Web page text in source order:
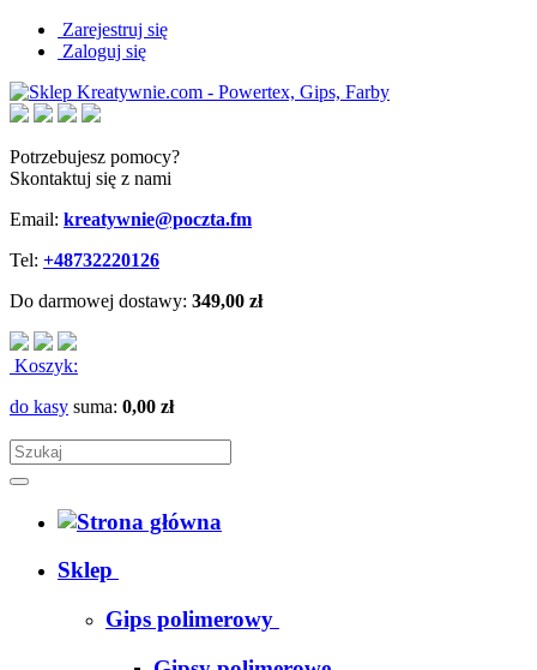
Zarejestruj się
Zaloguj się
Potrzebujesz pomocy?
Skontaktuj się z nami
Email: kreatywnie@poczta.fm
Tel: +48732220126
Do darmowej dostawy: 349,00 zł
Koszyk:
do kasy suma: 0,00 zł
Sklep
Gips polimerowy